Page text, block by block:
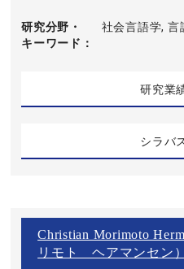
研究分野・
キーワード
社会言語学, 言
研究業
シラバ
Christian Morimoto
リモト ヘアマンセン）